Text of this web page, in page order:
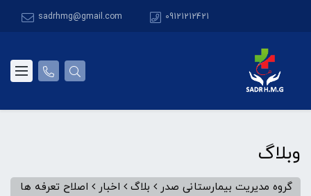
09121212421
sadrhmg@gmail.com
وبلاگ
گروه مدیریت بیمارستانی صدر بلاگ اخبار
اصلاح تعرفه ها